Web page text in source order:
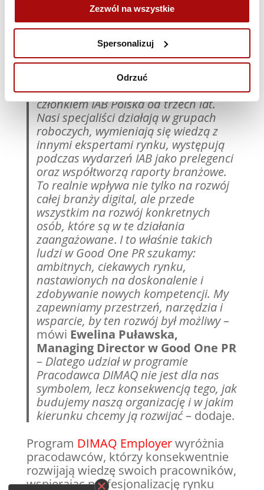
Zezwól na wszystkie
Spersonalizuj
Odrzuć
Program Pracodawca DIMAQ jest
potwierdzeniem, że jesteśmy
zaufanym partnerem w obszarze
digital. To fakt. Jednak dla nas
ważniejszy jest inny wymiar tej
inicjatywy. Jako cała grupa
marketingowa Good One jesteśmy
członkiem IAB Polska od trzech lat.
Nasi specjaliści działają w grupach
roboczych, wymieniają się wiedzą z
innymi ekspertami rynku, występują
podczas wydarzeń IAB jako prelegenci
oraz współtworzą raporty branżowe.
To realnie wpływa nie tylko na rozwój
całej branży digital, ale przede
wszystkim na rozwój konkretnych
osób, które są w te działania
zaangażowane. I to właśnie takich
ludzi w Good One PR szukamy:
ambitnych, ciekawych rynku,
nastawionych na doskonalenie i
zdobywanie nowych kompetencji. My
zapewniamy przestrzeń, narzędzia i
wsparcie, by ten rozwój był możliwy–
mówi Ewelina Puławska,
Managing Director w Good One PR
– Dlatego udział w programie
Pracodawca DIMAQ nie jest dla nas
symbolem, lecz konsekwencją tego, jak
budujemy naszą organizację i w jakim
kierunku chcemy ją rozwijać– dodaje.
Program DIMAQ Employerwyróżnia
pracodawców, którzy konsekwentnie
rozwijają wiedzę swoich pracowników,
wspierając profesjonalizację rynku